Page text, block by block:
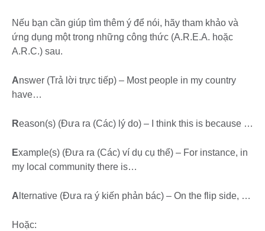
Nếu bạn cần giúp tìm thêm ý để nói, hãy tham khảo và
ứng dụng một trong những công thức (A.R.E.A. hoặc
A.R.C.) sau.
Answer (Trả lời trực tiếp) – Most people in my country
have…
Reason(s) (Đưa ra (Các) lý do) – I think this is because …
Example(s) (Đưa ra (Các) ví dụ cụ thể) – For instance, in
my local community there is…
A lternative (Đưa ra ý kiến phản bác) – On the flip side, …
Hoặc: